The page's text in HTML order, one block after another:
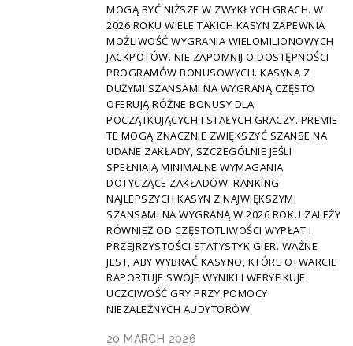
MOGĄ BYĆ NIŻSZE W ZWYKŁYCH GRACH. W
2026 ROKU WIELE TAKICH KASYN ZAPEWNIA
MOŻLIWOŚĆ WYGRANIA WIELOMILIONOWYCH
JACKPOTÓW. NIE ZAPOMNIJ O DOSTĘPNOŚCI
PROGRAMÓW BONUSOWYCH. KASYNA Z
DUŻYMI SZANSAMI NA WYGRANĄ CZĘSTO
OFERUJĄ RÓŻNE BONUSY DLA
POCZĄTKUJĄCYCH I STAŁYCH GRACZY. PREMIE
TE MOGĄ ZNACZNIE ZWIĘKSZYĆ SZANSE NA
UDANE ZAKŁADY, SZCZEGÓLNIE JEŚLI
SPEŁNIAJĄ MINIMALNE WYMAGANIA
DOTYCZĄCE ZAKŁADÓW. RANKING
NAJLEPSZYCH KASYN Z NAJWIĘKSZYMI
SZANSAMI NA WYGRANĄ W 2026 ROKU ZALEŻY
RÓWNIEŻ OD CZĘSTOTLIWOŚCI WYPŁAT I
PRZEJRZYSTOŚCI STATYSTYK GIER. WAŻNE
JEST, ABY WYBRAĆ KASYNO, KTÓRE OTWARCIE
RAPORTUJE SWOJE WYNIKI I WERYFIKUJE
UCZCIWOŚĆ GRY PRZY POMOCY
NIEZALEŻNYCH AUDYTORÓW.
20 MARCH 2026